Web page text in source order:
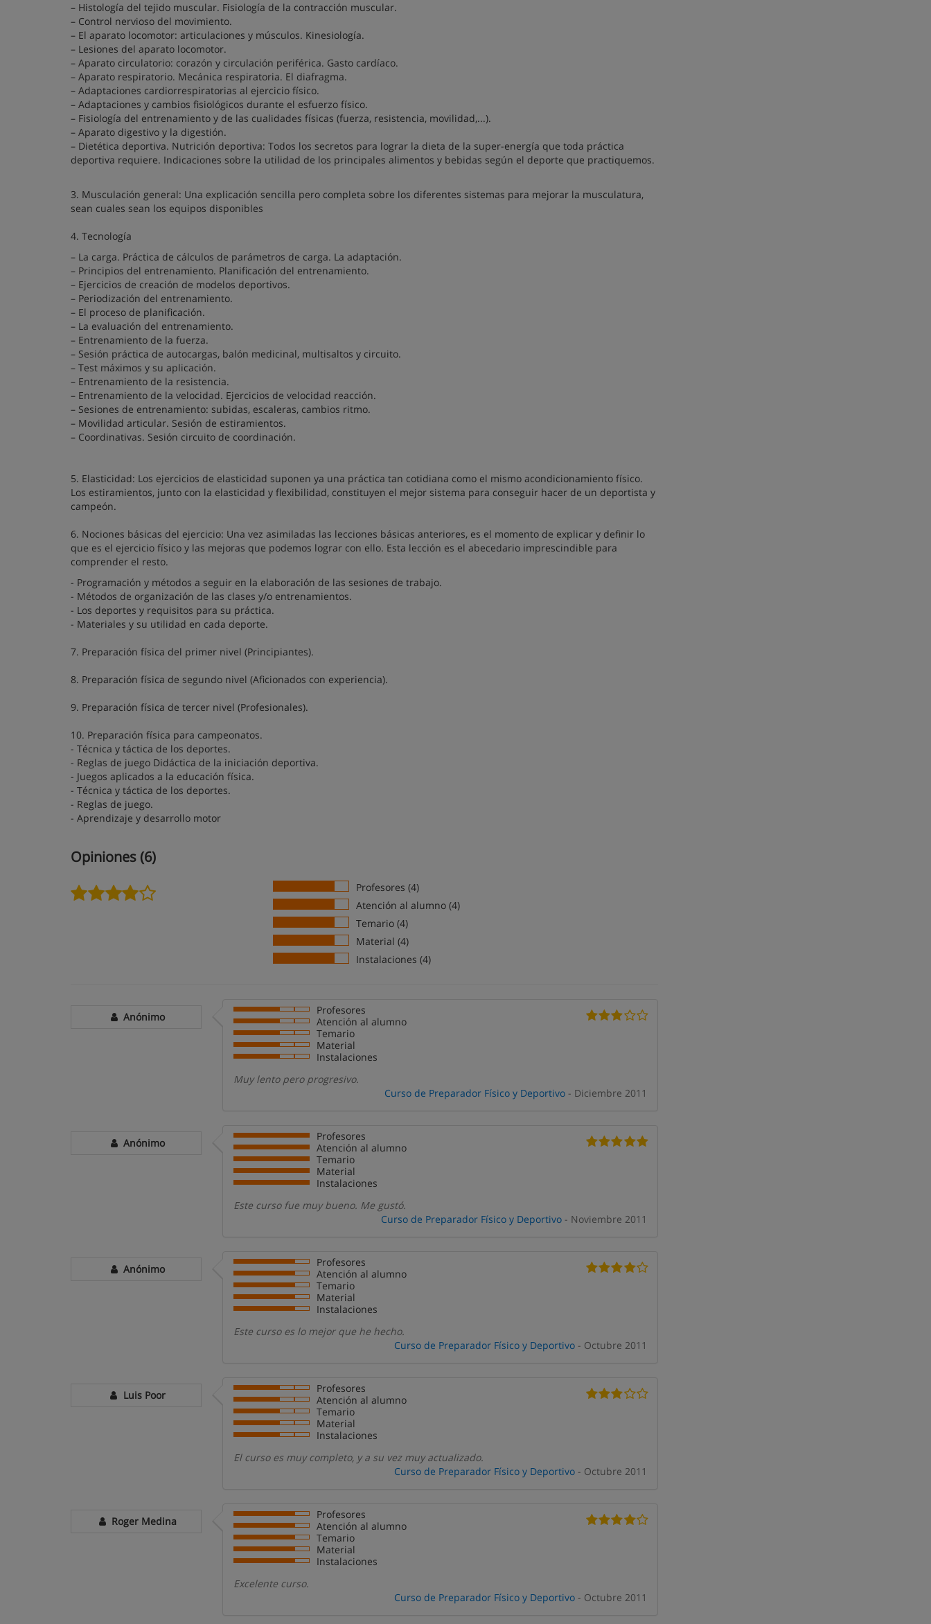
– Histología del tejido muscular. Fisiología de la contracción muscular.
– Control nervioso del movimiento.
– El aparato locomotor: articulaciones y músculos. Kinesiología.
– Lesiones del aparato locomotor.
– Aparato circulatorio: corazón y circulación periférica. Gasto cardíaco.
– Aparato respiratorio. Mecánica respiratoria. El diafragma.
– Adaptaciones cardiorrespiratorias al ejercicio físico.
– Adaptaciones y cambios fisiológicos durante el esfuerzo físico.
– Fisiología del entrenamiento y de las cualidades físicas (fuerza, resistencia, movilidad,...).
– Aparato digestivo y la digestión.
– Dietética deportiva. Nutrición deportiva: Todos los secretos para lograr la dieta de la super-energía que toda práctica
deportiva requiere. Indicaciones sobre la utilidad de los principales alimentos y bebidas según el deporte que practiquemos.
3. Musculación general: Una explicación sencilla pero completa sobre los diferentes sistemas para mejorar la musculatura,
sean cuales sean los equipos disponibles
4. Tecnología
– La carga. Práctica de cálculos de parámetros de carga. La adaptación.
– Principios del entrenamiento. Planificación del entrenamiento.
– Ejercicios de creación de modelos deportivos.
– Periodización del entrenamiento.
– El proceso de planificación.
– La evaluación del entrenamiento.
– Entrenamiento de la fuerza.
– Sesión práctica de autocargas, balón medicinal, multisaltos y circuito.
– Test máximos y su aplicación.
– Entrenamiento de la resistencia.
– Entrenamiento de la velocidad. Ejercicios de velocidad reacción.
– Sesiones de entrenamiento: subidas, escaleras, cambios ritmo.
– Movilidad articular. Sesión de estiramientos.
– Coordinativas. Sesión circuito de coordinación.
5. Elasticidad: Los ejercicios de elasticidad suponen ya una práctica tan cotidiana como el mismo acondicionamiento físico.
Los estiramientos, junto con la elasticidad y flexibilidad, constituyen el mejor sistema para conseguir hacer de un deportista y
campeón.
6. Nociones básicas del ejercicio: Una vez asimiladas las lecciones básicas anteriores, es el momento de explicar y definir lo
que es el ejercicio físico y las mejoras que podemos lograr con ello. Esta lección es el abecedario imprescindible para
comprender el resto.
- Programación y métodos a seguir en la elaboración de las sesiones de trabajo.
- Métodos de organización de las clases y/o entrenamientos.
- Los deportes y requisitos para su práctica.
- Materiales y su utilidad en cada deporte.
7. Preparación física del primer nivel (Principiantes).
8. Preparación física de segundo nivel (Aficionados con experiencia).
9. Preparación física de tercer nivel (Profesionales).
10. Preparación física para campeonatos.
- Técnica y táctica de los deportes.
- Reglas de juego Didáctica de la iniciación deportiva.
- Juegos aplicados a la educación física.
- Técnica y táctica de los deportes.
- Reglas de juego.
- Aprendizaje y desarrollo motor
Opiniones (6)
Profesores (4)
Atención al alumno (4)
Temario (4)
Material (4)
Instalaciones (4)
Anónimo
Profesores
Atención al alumno
Temario
Material
Instalaciones
Muy lento pero progresivo.
Curso de Preparador Físico y Deportivo- Diciembre 2011
Anónimo
Profesores
Atención al alumno
Temario
Material
Instalaciones
Este curso fue muy bueno. Me gustó.
Curso de Preparador Físico y Deportivo- Noviembre 2011
Anónimo
Profesores
Atención al alumno
Temario
Material
Instalaciones
Este curso es lo mejor que he hecho.
Curso de Preparador Físico y Deportivo- Octubre 2011
Luis Poor
Profesores
Atención al alumno
Temario
Material
Instalaciones
El curso es muy completo, y a su vez muy actualizado.
Curso de Preparador Físico y Deportivo- Octubre 2011
Roger Medina
Profesores
Atención al alumno
Temario
Material
Instalaciones
Excelente curso.
Curso de Preparador Físico y Deportivo- Octubre 2011